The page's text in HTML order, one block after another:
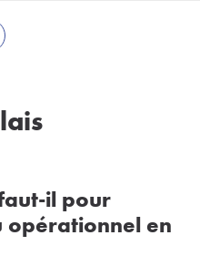
il pour
opérationnel en